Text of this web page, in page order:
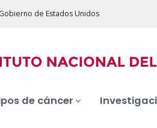
de Estados Unidos
de cáncer